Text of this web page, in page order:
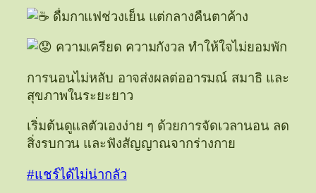
ดื่มกาแฟช่วงเย็น แต่กลางคืนตาค้าง
ความเครียด ความกังวล ทำให้ใจไม่ยอมพัก
การนอนไม่หลับ อาจส่งผลต่ออารมณ์ สมาธิ และ
สุขภาพในระยะยาว
เริ่มต้นดูแลตัวเองง่าย ๆ ด้วยการจัดเวลานอน ลด
สิ่งรบกวน และฟังสัญญาณจากร่างกาย
#แชร์ได้ไม่น่ากลัว